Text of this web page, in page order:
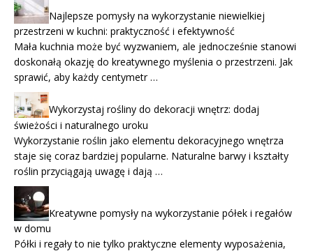
Najlepsze pomysły na wykorzystanie niewielkiej
przestrzeni w kuchni: praktyczność i efektywność
Mała kuchnia może być wyzwaniem, ale jednocześnie stanowi
doskonałą okazję do kreatywnego myślenia o przestrzeni. Jak
sprawić, aby każdy centymetr …
Wykorzystaj rośliny do dekoracji wnętrz: dodaj
świeżości i naturalnego uroku
Wykorzystanie roślin jako elementu dekoracyjnego wnętrza
staje się coraz bardziej popularne. Naturalne barwy i kształty
roślin przyciągają uwagę i dają …
Kreatywne pomysły na wykorzystanie półek i regałów
w domu
Półki i regały to nie tylko praktyczne elementy wyposażenia,